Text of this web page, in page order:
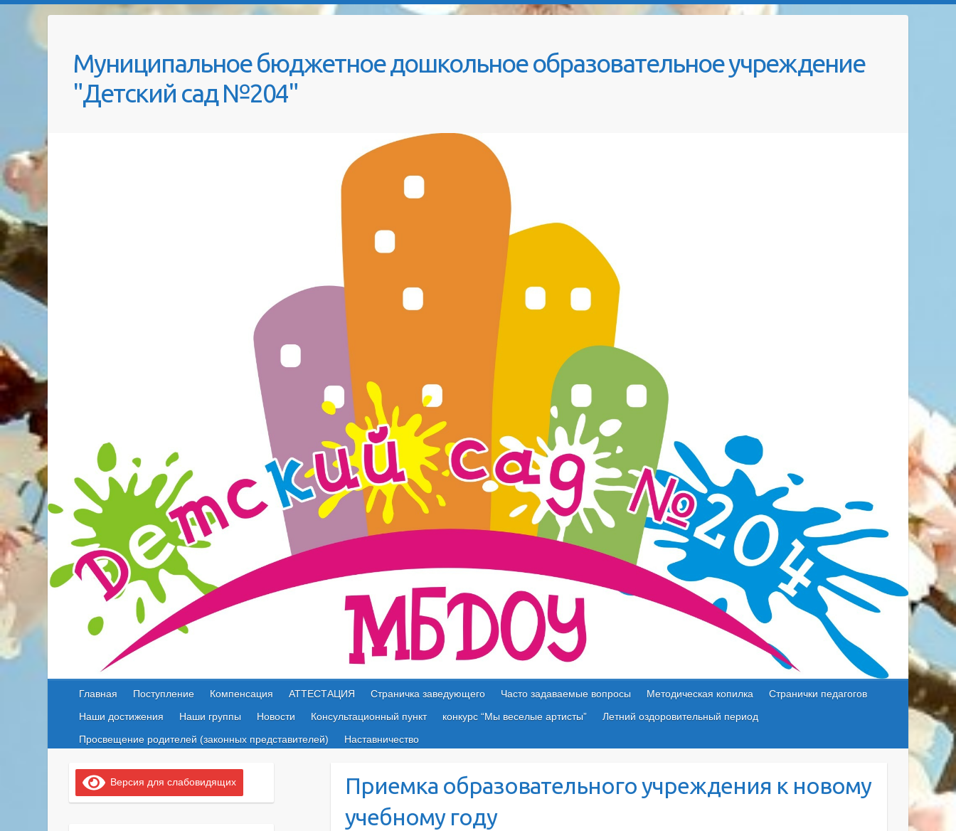
Муниципальное бюджетное дошкольное образовательное учреждение
"Детский сад №204"
Главная Поступление Компенсация АТТЕСТАЦИЯ Страничка заведующего Часто задаваемые вопросы Методическая копилка
Странички педагогов
Наши достижения
Наши группы Новости Консультационный пункт конкурс “Мы веселые артисты”
Летний оздоровительный период
Просвещение родителей (законных представителей)
Наставничество
Приемка образовательного учреждения к новому
учебному году
Версия для слабовидящих